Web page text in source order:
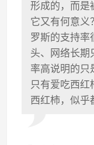
形成的，而是
它又有何意义
罗斯的支持率
头、网络长期
率高说明的只
只有爱吃西红
西红柿，似乎